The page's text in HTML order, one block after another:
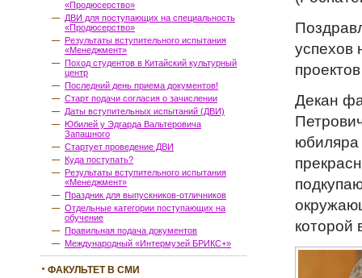
«Продюсерство»
ДВИ для поступающих на специальность
«Продюсерство»
Результаты вступительного испытания
«Менеджмент»
Поход студентов в Китайский культурный
центр
Последний день приема документов!
Старт подачи согласия о зачислении
Даты вступительных испытаний (ДВИ)
Юбилей у Эдгарда Вальтеровича
Запашного
Стартует проведение ДВИ
Куда поступать?
Результаты вступительного испытания
«Менеджмент»
Праздник для выпускников-отличников
Отдельные категории поступающих на
обучение
Правильная подача документов
Международный «Интермузей БРИКС+»
ФАКУЛЬТЕТ В СМИ
успехов
Декан
юбиляра
которой